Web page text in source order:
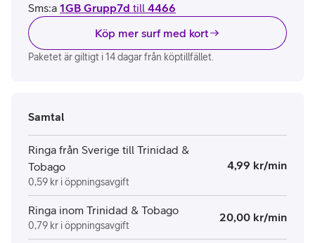
Sms:a 1GB Grupp7d till 4466
Köp mer surf med kort
Paketet är giltigt i 14 dagar från köptillfället.
Samtal
Ringa från Sverige till Trinidad &
Tobago
0,59 kr i öppningsavgift
4,99 kr/min
Ringa inom Trinidad & Tobago
0,79 kr i öppningsavgift
20,00 kr/min